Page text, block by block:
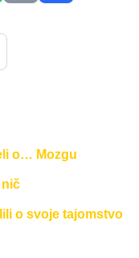
o… Mozgu
nič
o svoje tajomstvo